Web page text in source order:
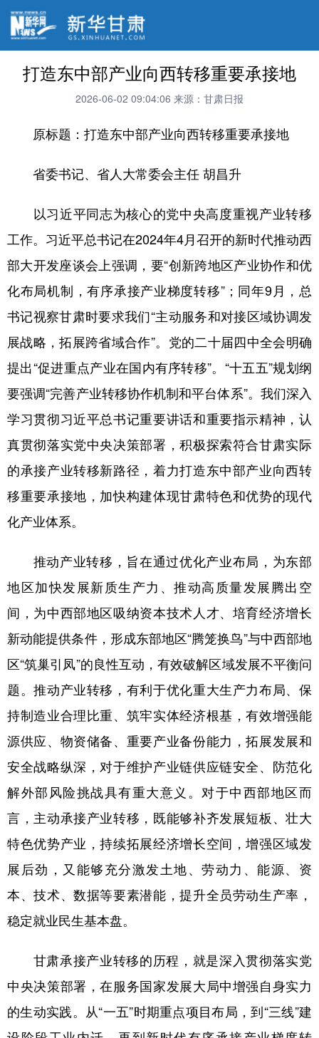
打造东中部产业向西转移重要承接地
2026-06-02 09:04:06 来源：甘肃日报
原标题：打造东中部产业向西转移重要承接地
省委书记、省人大常委会主任 胡昌升
以习近平同志为核心的党中央高度重视产业转移
工作。习近平总书记在2024年4月召开的新时代推动西
部大开发座谈会上强调，要“创新跨地区产业协作和优
化布局机制，有序承接产业梯度转移”；同年9月，总
书记视察甘肃时要求我们“主动服务和对接区域协调发
展战略，拓展跨省域合作”。党的二十届四中全会明确
提出“促进重点产业在国内有序转移”。“十五五”规划纲
要强调“完善产业转移协作机制和平台体系”。我们深入
学习贯彻习近平总书记重要讲话和重要指示精神，认
真贯彻落实党中央决策部署，积极探索符合甘肃实际
的承接产业转移新路径，着力打造东中部产业向西转
移重要承接地，加快构建体现甘肃特色和优势的现代
化产业体系。
推动产业转移，旨在通过优化产业布局，为东部
地区加快发展新质生产力、推动高质量发展腾出空
间，为中西部地区吸纳资本技术人才、培育经济增长
新动能提供条件，形成东部地区“腾笼换鸟”与中西部地
区“筑巢引凤”的良性互动，有效破解区域发展不平衡问
题。推动产业转移，有利于优化重大生产力布局、保
持制造业合理比重、筑牢实体经济根基，有效增强能
源供应、物资储备、重要产业备份能力，拓展发展和
安全战略纵深，对于维护产业链供应链安全、防范化
解外部风险挑战具有重大意义。对于中西部地区而
言，主动承接产业转移，既能够补齐发展短板、壮大
特色优势产业，持续拓展经济增长空间，增强区域发
展后劲，又能够充分激发土地、劳动力、能源、资
本、技术、数据等要素潜能，提升全员劳动生产率，
稳定就业民生基本盘。
甘肃承接产业转移的历程，就是深入贯彻落实党
中央决策部署，在服务国家发展大局中增强自身实力
的生动实践。从“一五”时期重点项目布局，到“三线”建